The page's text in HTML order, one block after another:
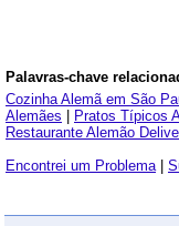
Palavras-chave
Cozinha Alemã em São
Alemães
Pratos Típicos
Restaurante Alemão
Encontrei um Problema|